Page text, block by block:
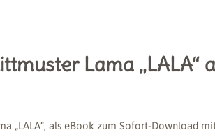
Lama „LALA“
„LALA“, als eBook zum Sofort-Download